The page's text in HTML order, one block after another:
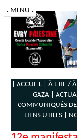
. MENU .
| ACCUEIL | À LIRE /
GAZA |
COMMUNIQUÉS DE
LIENS UTILES |